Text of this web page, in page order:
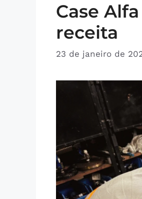
Case
receita
23 de janeiro de